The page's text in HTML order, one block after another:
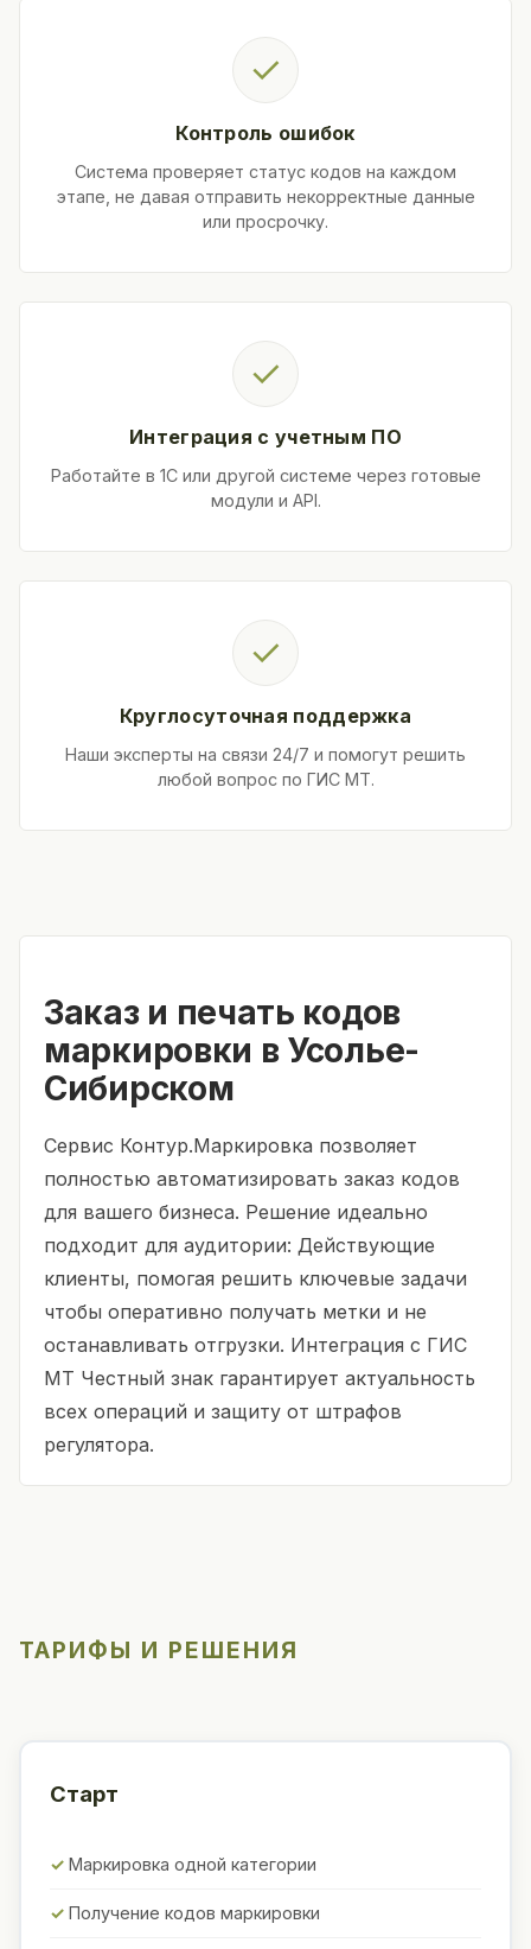
✓
Контроль ошибок
Система проверяет статус кодов на каждом
этапе, не давая отправить некорректные данные
или просрочку.
✓
Интеграция с учетным ПО
Работайте в 1С или другой системе через готовые
модули и API.
✓
Круглосуточная поддержка
Наши эксперты на связи 24/7 и помогут решить
любой вопрос по ГИС МТ.
Заказ и печать кодов
маркировки в Усолье-
Сибирском
Сервис Контур.Маркировка позволяет
полностью автоматизировать заказ кодов
для вашего бизнеса. Решение идеально
подходит для аудитории: Действующие
клиенты, помогая решить ключевые задачи
чтобы оперативно получать метки и не
останавливать отгрузки. Интеграция с ГИС
МТ Честный знак гарантирует актуальность
всех операций и защиту от штрафов
регулятора.
ТАРИФЫ И РЕШЕНИЯ
Старт
Маркировка одной категории
Получение кодов маркировки